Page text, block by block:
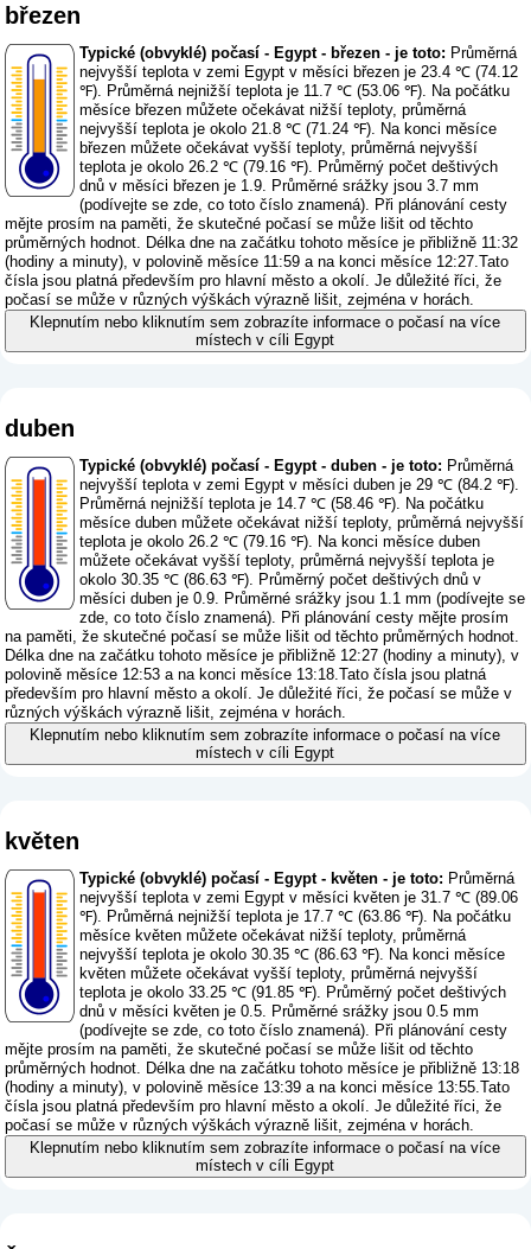
březen
Typické (obvyklé) počasí - Egypt - březen - je toto: Průměrná
nejvyšší teplota v zemi Egypt v měsíci březen je 23.4 ℃ (74.12
℉). Průměrná nejnižší teplota je 11.7 ℃ (53.06 ℉). Na počátku
měsíce březen můžete očekávat nižší teploty, průměrná
nejvyšší teplota je okolo 21.8 ℃ (71.24 ℉). Na konci měsíce
březen můžete očekávat vyšší teploty, průměrná nejvyšší
teplota je okolo 26.2 ℃ (79.16 ℉). Průměrný počet deštivých
dnů v měsíci březen je 1.9. Průměrné srážky jsou 3.7 mm
(podívejte se zde, co toto číslo znamená). Při plánování cesty
mějte prosím na paměti, že skutečné počasí se může lišit od těchto
průměrných hodnot. Délka dne na začátku tohoto měsíce je přibližně 11:32
(hodiny a minuty), v polovině měsíce 11:59 a na konci měsíce 12:27.Tato
čísla jsou platná především pro hlavní město a okolí. Je důležité říci, že
počasí se může v různých výškách výrazně lišit, zejména v horách.
Klepnutím nebo kliknutím sem zobrazíte informace o počasí na více
místech v cíli Egypt
duben
Typické (obvyklé) počasí - Egypt - duben - je toto: Průměrná
nejvyšší teplota v zemi Egypt v měsíci duben je 29 ℃ (84.2 ℉).
Průměrná nejnižší teplota je 14.7 ℃ (58.46 ℉). Na počátku
měsíce duben můžete očekávat nižší teploty, průměrná nejvyšší
teplota je okolo 26.2 ℃ (79.16 ℉). Na konci měsíce duben
můžete očekávat vyšší teploty, průměrná nejvyšší teplota je
okolo 30.35 ℃ (86.63 ℉). Průměrný počet deštivých dnů v
měsíci duben je 0.9. Průměrné srážky jsou 1.1 mm (podívejte se
zde, co toto číslo znamená). Při plánování cesty mějte prosím
na paměti, že skutečné počasí se může lišit od těchto průměrných hodnot.
Délka dne na začátku tohoto měsíce je přibližně 12:27 (hodiny a minuty), v
polovině měsíce 12:53 a na konci měsíce 13:18.Tato čísla jsou platná
především pro hlavní město a okolí. Je důležité říci, že počasí se může v
různých výškách výrazně lišit, zejména v horách.
Klepnutím nebo kliknutím sem zobrazíte informace o počasí na více
místech v cíli Egypt
květen
Typické (obvyklé) počasí - Egypt - květen - je toto: Průměrná
nejvyšší teplota v zemi Egypt v měsíci květen je 31.7 ℃ (89.06
℉). Průměrná nejnižší teplota je 17.7 ℃ (63.86 ℉). Na počátku
měsíce květen můžete očekávat nižší teploty, průměrná
nejvyšší teplota je okolo 30.35 ℃ (86.63 ℉). Na konci měsíce
květen můžete očekávat vyšší teploty, průměrná nejvyšší
teplota je okolo 33.25 ℃ (91.85 ℉). Průměrný počet deštivých
dnů v měsíci květen je 0.5. Průměrné srážky jsou 0.5 mm
(podívejte se zde, co toto číslo znamená). Při plánování cesty
mějte prosím na paměti, že skutečné počasí se může lišit od těchto
průměrných hodnot. Délka dne na začátku tohoto měsíce je přibližně 13:18
(hodiny a minuty), v polovině měsíce 13:39 a na konci měsíce 13:55.Tato
čísla jsou platná především pro hlavní město a okolí. Je důležité říci, že
počasí se může v různých výškách výrazně lišit, zejména v horách.
Klepnutím nebo kliknutím sem zobrazíte informace o počasí na více
místech v cíli Egypt